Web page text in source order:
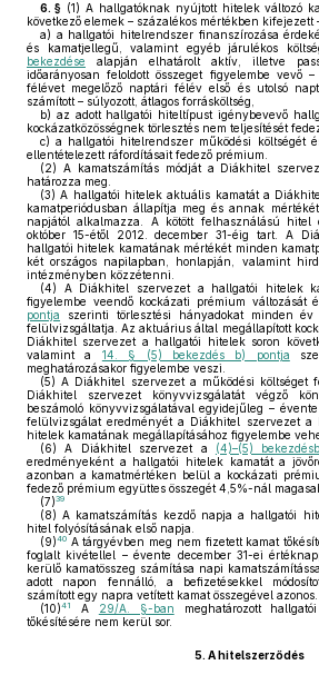
6. § (1) A hallgatóknak nyújtott hitelek változó
következő elemek – százalékos mértékben kifejezett
a) a hallgatói hitelrendszer finanszírozása
és kamatjellegű, valamint egyéb járulékos
bekezdése alapján elhatárolt aktív, illetve
időarányosan feloldott összeget figyelembe vevő
félévet megelőző naptári félév első és utolsó
számított – súlyozott, átlagos forrásköltség,
b) az adott hallgatói hiteltípust igénybevevő
kockázatközösségnek törlesztés nem teljesítését
c) a hallgatói hitelrendszer működési költségét
ellentételezett ráfordításait fedező prémium.
(2) A kamatszámítás módját a Diákhitel
határozza meg.
(3) A hallgatói hitelek aktuális kamatát a
kamatperiódusban állapítja meg és annak
napjától alkalmazza. A kötött felhasználású hitel
október 15-étől 2012. december 31-éig tart. A
hallgatói hitelek kamatának mértékét minden
két országos napilapban, honlapján, valamint
intézményben közzétenni.
(4) A Diákhitel szervezet a hallgatói hitelek
figyelembe veendő kockázati prémium változását
pontja szerinti törlesztési hányadokat minden év
felülvizsgáltatja. Az aktuárius által megállapított
Diákhitel szervezet a hallgatói hitelek soron
valamint a 14. § (5) bekezdés b) pontja
meghatározásakor figyelembe veszi.
(5) A Diákhitel szervezet a működési költséget
Diákhitel szervezet könyvvizsgálatát végző
beszámoló könyvvizsgálatával egyidejűleg –
felülvizsgálat eredményét a Diákhitel szervezet a
hitelek kamatának megállapításához figyelembe
(6) A Diákhitel szervezet a (4)–(5)
eredményeként a hallgatói hitelek kamatát a
azonban a kamatmértéken belül a kockázati
fedező prémium együttes összegét 4,5%-nál
(7)39
(8) A kamatszámítás kezdő napja a hallgatói
hitel folyósításának első napja.
(9)40 A tárgyévben meg nem fizetett kamat
foglalt kivétellel – évente december 31-ei
kerülő kamatösszeg számítása napi
adott napon fennálló, a befizetésekkel
számított egy napra vetített kamat összegével azonos.
(10)41 A 29/A. §-ban meghatározott
tőkésítésére nem kerül sor.
5. A hitelszerződés